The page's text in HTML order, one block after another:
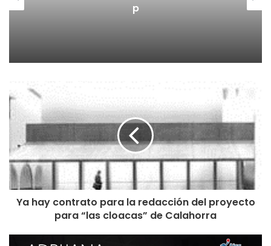
apuesta a la que realiza el nuevo Bodegas Rioja Vega para
huella profesional y humana en su anterior etapa en
Logroño, para seguir creciendo juntos en esta nueva
etapa.
p
Ya hay contrato para la redacción del proyecto
para “las cloacas” de Calahorra